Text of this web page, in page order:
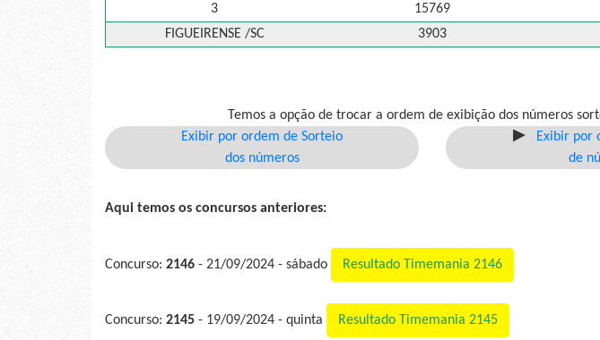
3
15769
FIGUEIRENSE /SC
3903
Temos a opção de trocar a ordem de exibição dos números
Exibir por ordem de Sorteio
dos números
Exibir por
de
Aqui temos os concursos anteriores:
Concurso: 2146 - 21/09/2024 - sábado Resultado Timemania 2146
Concurso: 2145 - 19/09/2024 - quinta Resultado Timemania 2145